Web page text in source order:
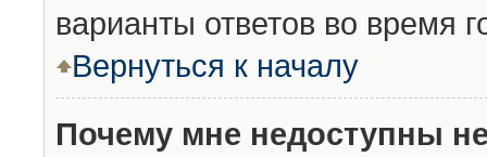
варианты ответов во время
Вернуться к началу
Почему мне недоступны